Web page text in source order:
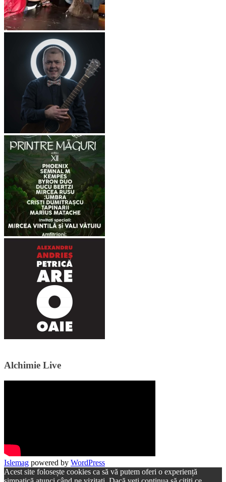
Alchimie Live
Islemag powered by WordPress
Acest site folosește cookies ca să vă putem oferi o experiență